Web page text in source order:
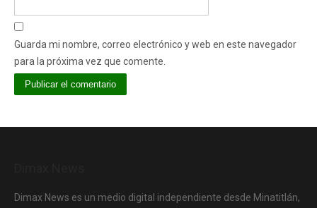
Guarda mi nombre, correo electrónico y web en este navegador
para la próxima vez que comente.
Dimax News es un medio digital independiente desde Minatitlán,